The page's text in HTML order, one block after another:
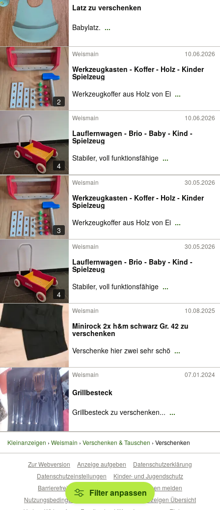
Latz zu verschenken
Babylatz. ...
2
Weismain 10.06.2026
Werkzeugkasten - Koffer - Holz - Kinder
Spielzeug
Werkzeugkoffer aus Holz von Ei ...
4
Weismain 10.06.2026
Lauflernwagen - Brio - Baby - Kind -
Spielzeug
Stabiler, voll funktionsfähige ...
3
Weismain 30.05.2026
Werkzeugkasten - Koffer - Holz - Kinder
Spielzeug
Werkzeugkoffer aus Holz von Ei ...
4
Weismain 30.05.2026
Lauflernwagen - Brio - Baby - Kind -
Spielzeug
Stabiler, voll funktionsfähige ...
Weismain 10.08.2025
Minirock 2x h&m schwarz Gr. 42 zu
verschenken
Verschenke hier zwei sehr schö ...
Weismain 07.01.2024
Grillbesteck
Grillbesteck zu verschenken... ...
Kleinanzeigen Weismain Verschenken & Tauschen Verschenken
Filter anpassen
Zur Webversion Anzeige aufgeben
Datenschutzerklärung
Datenschutzeinstellungen
Kinder- und Jugendschutz
Barrierefreiheitserklärung
Sicherheitslücken melden
Nutzungsbedingungen
Beliebte Suchen
Anzeigen Übersicht